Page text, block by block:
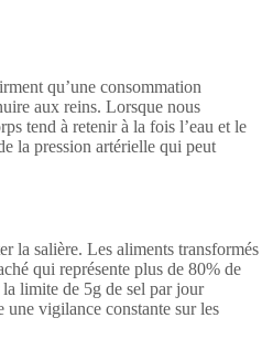
qu’une consommation
aux reins. Lorsque nous
tend à retenir à la fois l’eau et le
la pression artérielle qui peut
la salière. Les aliments transformés
qui représente plus de 80% de
limite de 5g de sel par jour
vigilance constante sur les